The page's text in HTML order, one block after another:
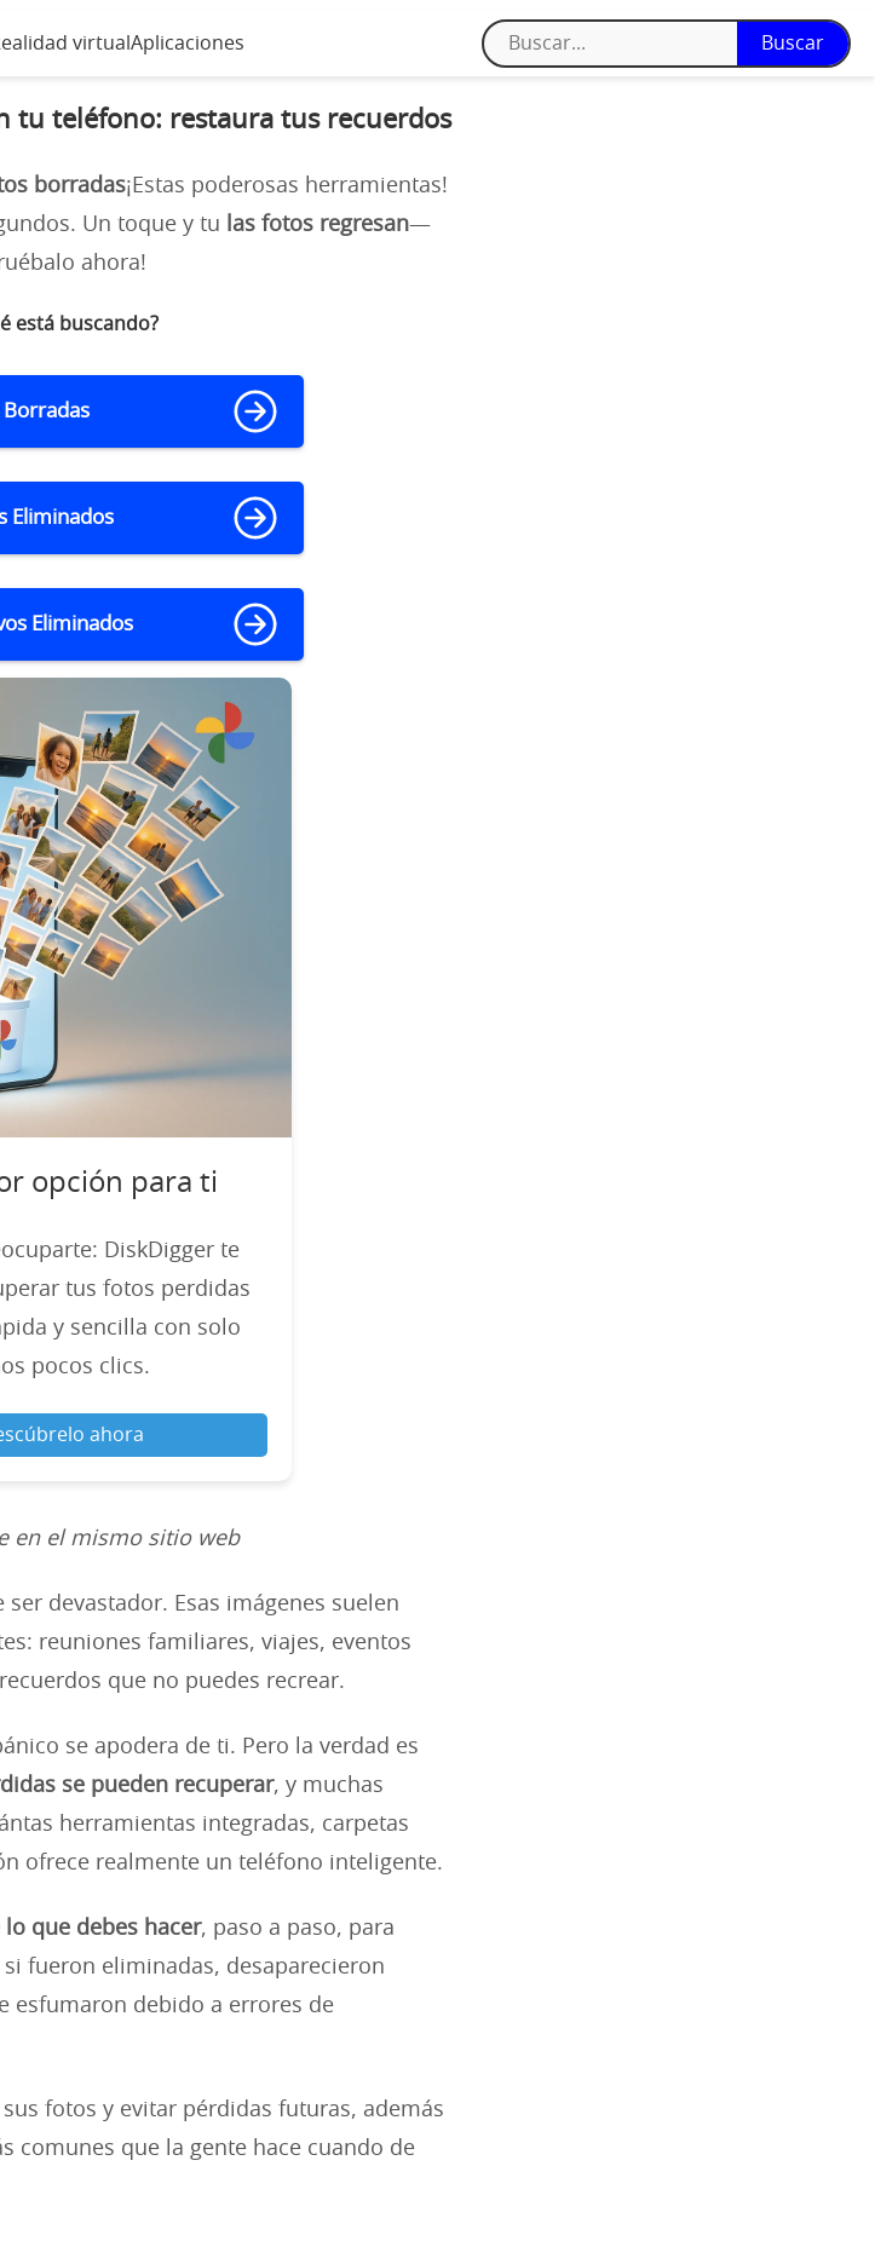
virtual Aplicaciones
tu teléfono: restaura tus recuerdos
borradas¡Estas poderosas herramientas!
Un toque y tu las fotos regresan—
ahora!
está buscando?
Borradas
Eliminados
Eliminados
opción para ti
DiskDigger te
tus fotos perdidas
y sencilla con solo
pocos clics.
ahora
en el mismo sitio web
devastador. Esas imágenes suelen
reuniones familiares, viajes, eventos
que no puedes recrear.
se apodera de ti. Pero la verdad es
se pueden recuperar, y muchas
herramientas integradas, carpetas
ofrece realmente un teléfono inteligente.
lo que debes hacer, paso a paso, para
fueron eliminadas, desaparecieron
esfumaron debido a errores de
fotos y evitar pérdidas futuras, además
comunes que la gente hace cuando de